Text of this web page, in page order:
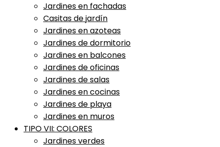
Jardines en fachadas
Casitas de jardín
Jardines en azoteas
Jardines de dormitorio
Jardines en balcones
Jardines de oficinas
Jardines de salas
Jardines en cocinas
Jardines de playa
Jardines en muros
TIPO VII: COLORES
Jardines verdes